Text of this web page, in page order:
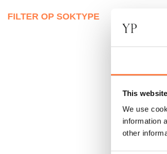
This
We use
information
other
FILTER OP SOKTYPE